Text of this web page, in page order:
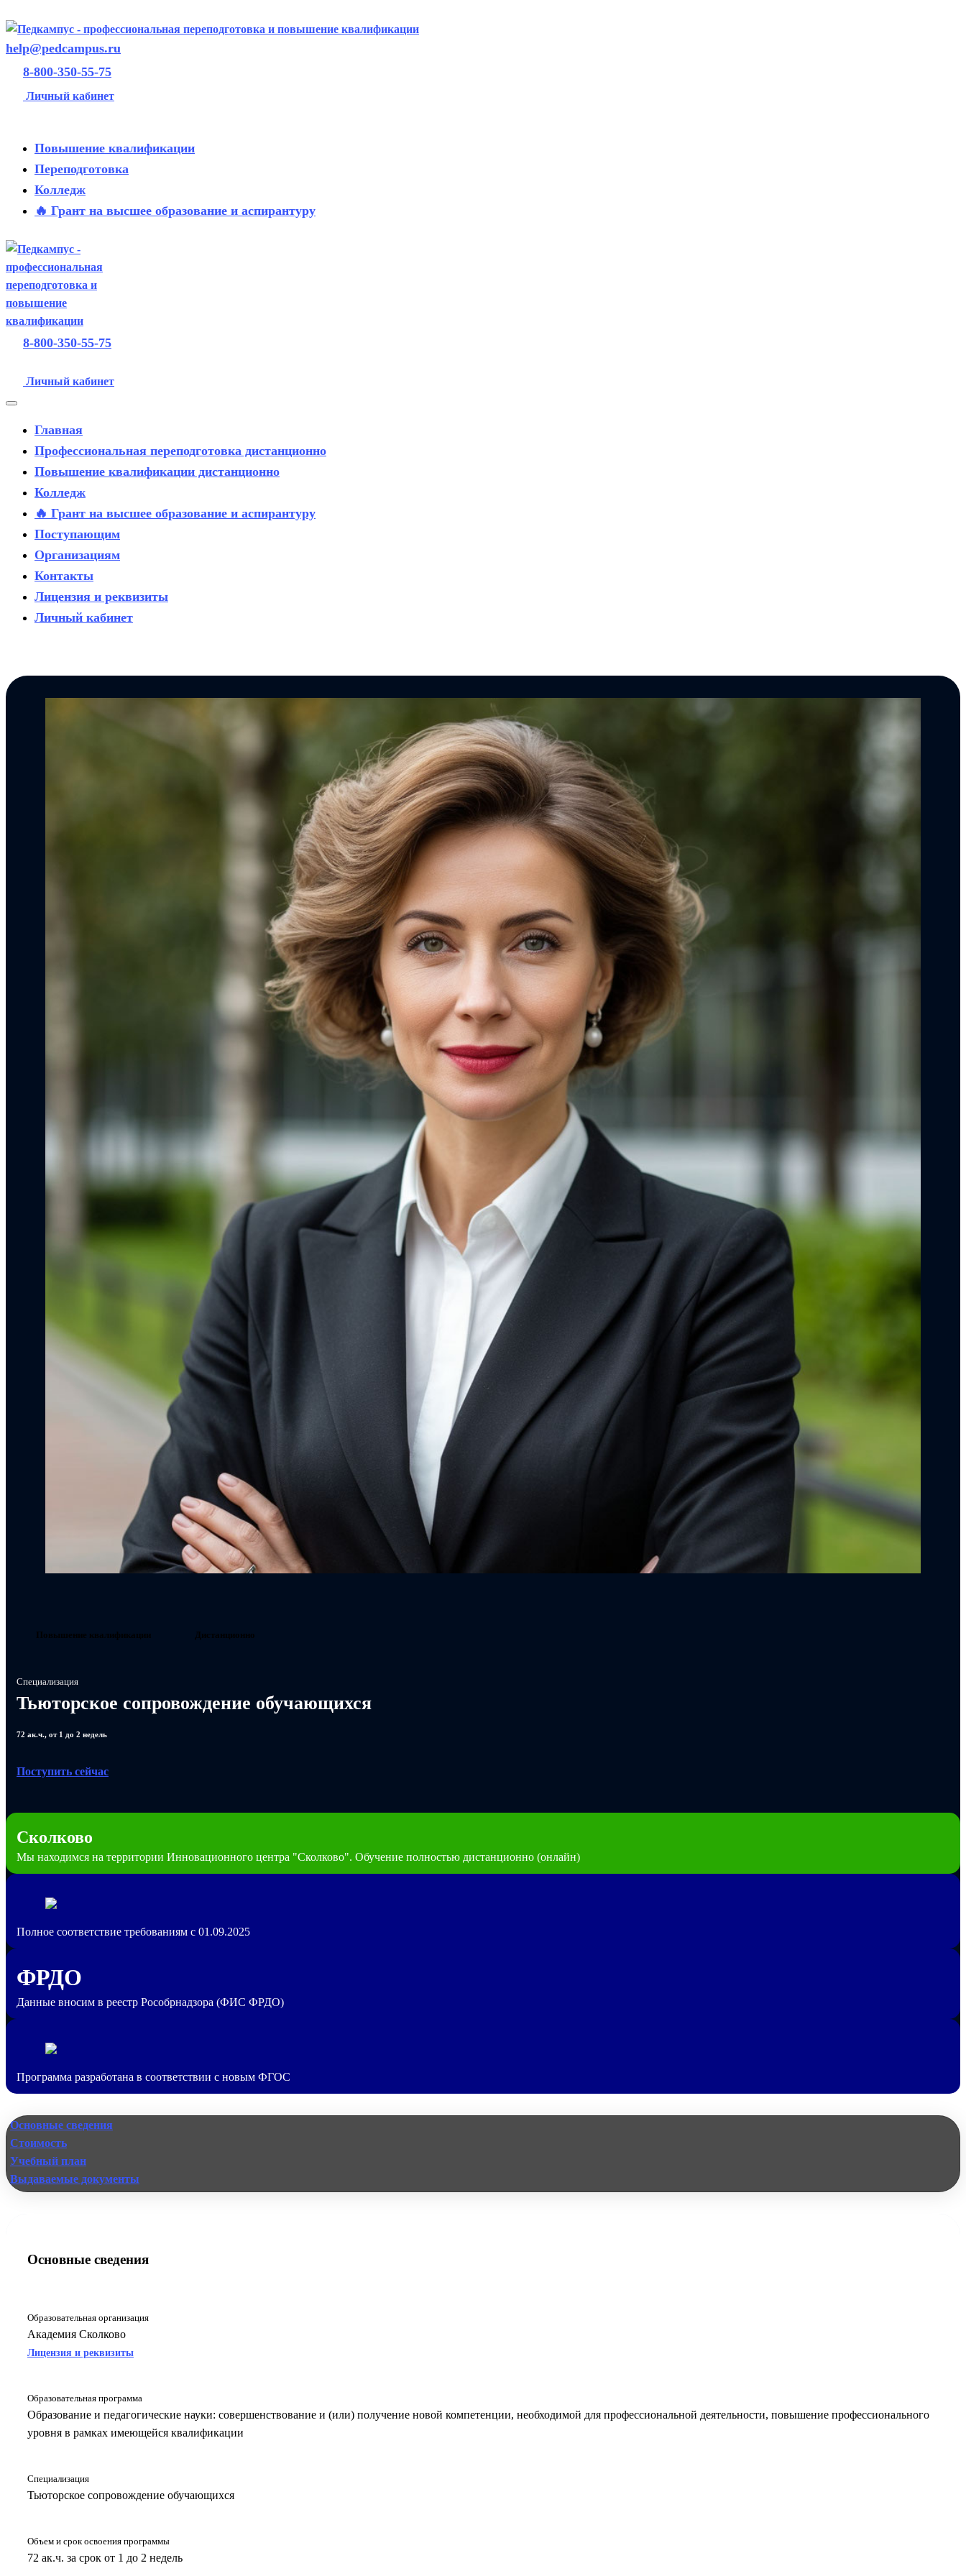
help@pedcampus.ru
8-800-350-55-75
Личный кабинет
Повышение квалификации
Переподготовка
Колледж
🔥 Грант на высшее образование и аспирантуру
8-800-350-55-75
Личный кабинет
Главная
Профессиональная переподготовка дистанционно
Повышение квалификации дистанционно
Колледж
🔥 Грант на высшее образование и аспирантуру
Поступающим
Организациям
Контакты
Лицензия и реквизиты
Личный кабинет
Повышение квалификации Дистанционно
Специализация
Тьюторское сопровождение обучающихся
72 ак.ч., от 1 до 2 недель
Поступить сейчас
Сколково
Мы находимся на территории Инновационного центра "Сколково". Обучение полностью дистанционно (онлайн)
Полное соответствие требованиям с 01.09.2025
ФРДО
Данные вносим в реестр Рособрнадзора (ФИС ФРДО)
Программа разработана в соответствии с новым ФГОС
Основные сведения
Стоимость
Учебный план
Выдаваемые документы
Основные сведения
Образовательная организация
Академия Сколково
Лицензия и реквизиты
Образовательная программа
Образование и педагогические науки: совершенствование и (или) получение новой компетенции, необходимой для профессиональной деятельности, повышение профессионального
уровня в рамках имеющейся квалификации
Специализация
Тьюторское сопровождение обучающихся
Объем и срок освоения программы
72 ак.ч. за срок от 1 до 2 недель